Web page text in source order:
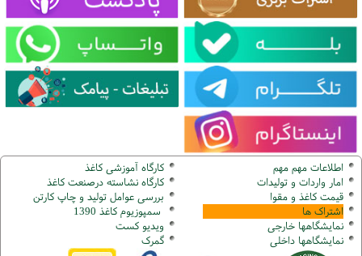
اطلاعات مهم مهم
امار واردات و تولیدات
قیمت کاغذ و مقوا
اشتراک ها
نمایشگاهها خارجی
نمایشگاهها داخلی
کارگاه آموزشی کاغذ
کارگاه نشاسته درصنعت کاغذ
بررسی عوامل تولید و چاپ کارتن
سمپوزیوم کاغذ 1390
ویدیو کست
گمرک